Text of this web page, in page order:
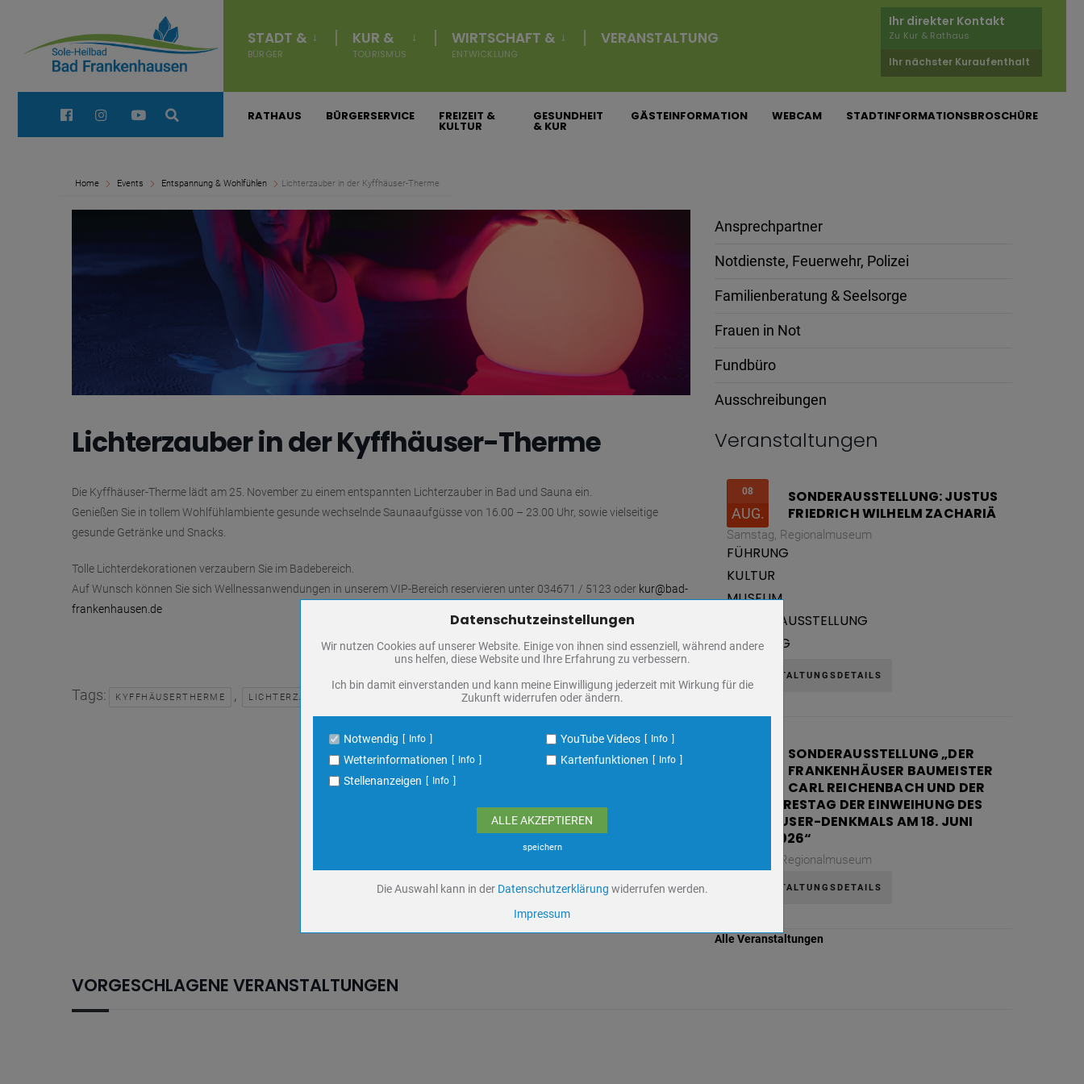
überspringen
STADT &
BÜRGER
KUR &
TOURISMUS
WIRTSCHAFT &
ENTWICKLUNG
VERANSTALTUNG
Ihr direkter Kontakt
Zu Kur & Rathaus
Ihr nächster Kuraufenthalt
Quick Links: RATHAUS BÜRGERSERVICE FREIZEIT &
KULTUR
GESUNDHEIT
& KUR
GÄSTEINFORMATION WEBCAM STADTINFORMATIONSBROSCHÜRE
Home Events Entspannung & Wohlfühlen Lichterzauber in der Kyffhäuser-Therme
Lichterzauber in der Kyffhäuser-Therme
Die Kyffhäuser-Therme lädt am 25. November zu einem entspannten Lichterzauber in Bad und Sauna ein.
Genießen Sie in tollem Wohlfühlambiente gesunde wechselnde Saunaaufgüsse von 16.00 – 23.00 Uhr, sowie vielseitige
gesunde Getränke und Snacks.
Tolle Lichterdekorationen verzaubern Sie im Badebereich.
Auf Wunsch können Sie sich Wellnessanwendungen in unserem VIP-Bereich reservieren unter 034671 / 5123 oder kur@bad-
frankenhausen.de
Tags: KYFFHÄUSERTHERME , LICHTERZAUBER
Ansprechpartner
Notdienste, Feuerwehr, Polizei
Familienberatung & Seelsorge
Frauen in Not
Fundbüro
Ausschreibungen
Veranstaltungen
08
AUG.
SONDERAUSSTELLUNG: JUSTUS
FRIEDRICH WILHELM ZACHARIÄ
Samstag, Regionalmuseum
FÜHRUNG
KULTUR
MUSEUM
SONDERAUSSTELLUNG
VORTRAG
VERANSTALTUNGSDETAILS
SONDERAUSSTELLUNG „DER
FRANKENHÄUSER BAUMEISTER
CARL REICHENBACH UND DER
130. JAHRESTAG DER EINWEIHUNG DES
KYFFHÄUSER-DENKMALS AM 18. JUNI
1896 / 2026“
Regionalmuseum
VERANSTALTUNGSDETAILS
Alle Veranstaltungen
VORGESCHLAGENE VERANSTALTUNGEN
Zum Betrieb der Seite notwendige Cookies / Drittanbieter:
Name
PHP Session Cookie
Zweck
Absicherung Kontaktformular / SPAM Schutz
Name
Cookiespeicherung Entscheidungscookie
Anbieter
Eigentümer dieser Website
Speichert die Einstellungen der Besucher bezüglich der Speicherung von Cookies.
YouTube Videos / Dies ist ein Video Dienst von Google
Datenschutzeinstellungen
Wir nutzen Cookies auf unserer Website. Einige von ihnen sind essenziell, während andere
uns helfen, diese Website und Ihre Erfahrung zu verbessern.
Ich bin damit einverstanden und kann meine Einwilligung jederzeit mit Wirkung für die
Zukunft widerrufen oder ändern.
Notwendig Info YouTube Videos Info
Wetterinformationen Info Kartenfunktionen Info
Stellenanzeigen Info
ALLE AKZEPTIEREN
speichern
Die Auswahl kann in der Datenschutzerklärung widerrufen werden.
Impressum